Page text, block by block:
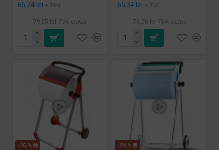
65,74 lei + TVA
79,55 lei TVA inclus
65,34 lei + TVA
79,06 lei TVA inclus
-26 % -24 %